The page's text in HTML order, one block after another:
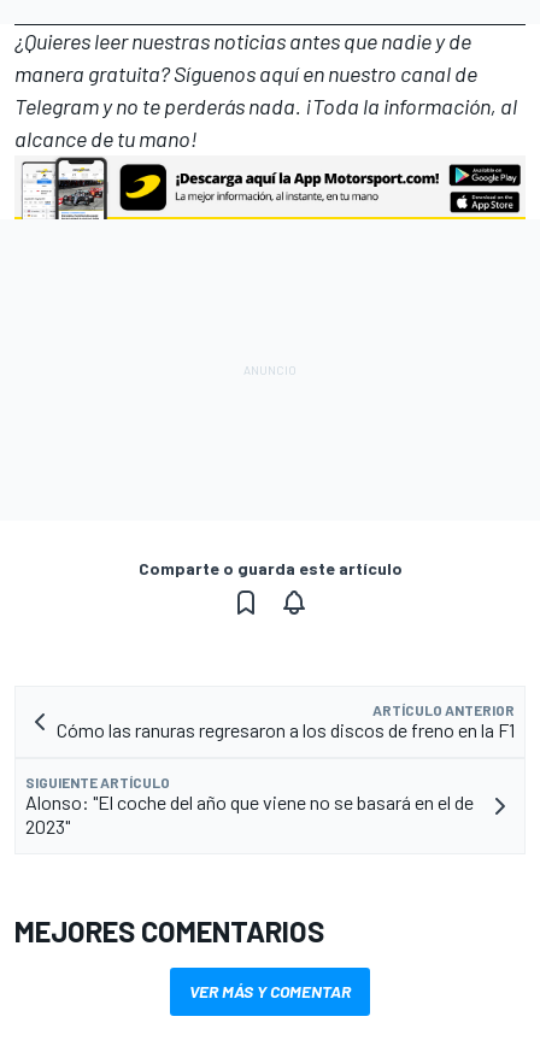
¿Quieres leer nuestras noticias antes que nadie y de
manera gratuita? Síguenosaquí en nuestro canal de
Telegramy no te perderás nada. ¡Toda la información, al
alcance de tu mano!
Comparte o guarda este artículo
ARTÍCULO ANTERIOR
Cómo las ranuras regresaron a los discos de freno en la F1
SIGUIENTE ARTÍCULO
Alonso: "El coche del año que viene no se basará en el de
2023"
MEJORES COMENTARIOS
VER MÁS Y COMENTAR